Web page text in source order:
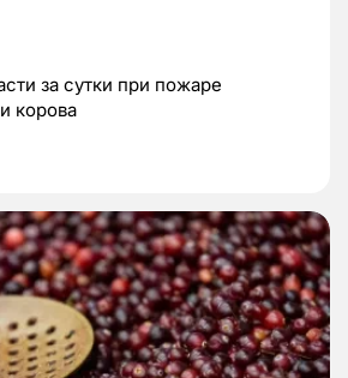
за сутки при пожаре
корова